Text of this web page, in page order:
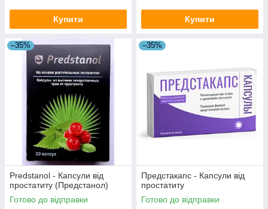
Купити Купити
–35%
Predstanol - Капсули від
простатиту (Предстанол)
Готово до відправки
–35%
Предстакапс - Капсули від
простатиту
Готово до відправки